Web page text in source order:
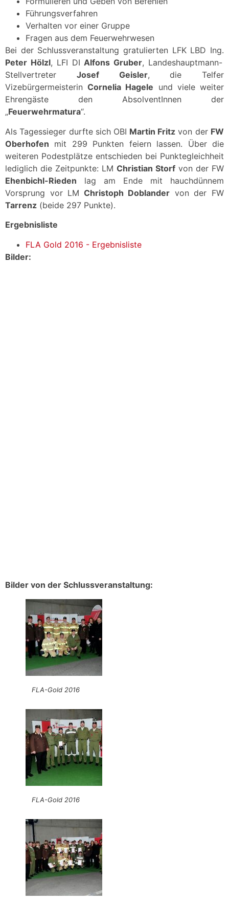
Führungsverfahren
Verhalten vor einer Gruppe
Fragen aus dem Feuerwehrwesen
Bei der Schlussveranstaltung gratulierten LFK LBD Ing.
Peter Hölzl, LFI DIAlfons Gruber, Landeshauptmann-
Stellvertreter Josef Geisler, die Telfer
VizebürgermeisterinCornelia Hagele und viele weiter
Ehrengäste den AbsolventInnen der
„Feuerwehrmatura“.
Als Tagessieger durfte sich OBI Martin Fritz von der FW
Oberhofen mit 299 Punkten feiern lassen. Über die
weiteren Podestplätze entschieden bei Punktegleichheit
lediglich die Zeitpunkte: LM Christian Storf von der FW
Ehenbichl-Rieden lag am Ende mit hauchdünnem
Vorsprung vor LM Christoph Doblander von der FW
Tarrenz (beide 297 Punkte).
Ergebnisliste
FLA Gold 2016 - Ergebnisliste
Bilder:
Bilder von der Schlussveranstaltung:
FLA-Gold 2016
FLA-Gold 2016